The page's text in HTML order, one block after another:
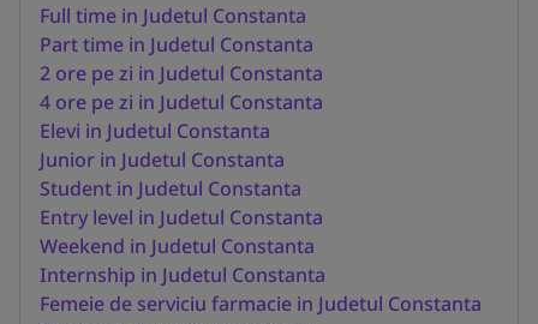
Full time in Judetul Constanta
Part time in Judetul Constanta
2 ore pe zi in Judetul Constanta
4 ore pe zi in Judetul Constanta
Elevi in Judetul Constanta
Junior in Judetul Constanta
Student in Judetul Constanta
Entry level in Judetul Constanta
Weekend in Judetul Constanta
Internship in Judetul Constanta
Femeie de serviciu farmacie in Judetul Constanta